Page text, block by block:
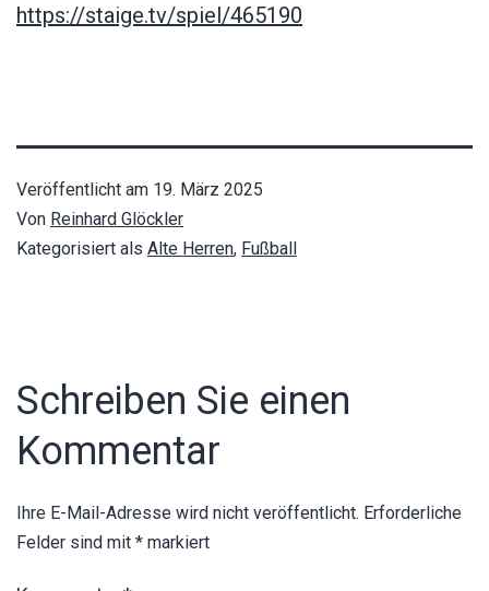
https://staige.tv/spiel/465190
Veröffentlicht am 19. März 2025
Von Reinhard Glöckler
Kategorisiert als Alte Herren, Fußball
Schreiben Sie einen
Kommentar
Ihre E-Mail-Adresse wird nicht veröffentlicht. Erforderliche
Felder sind mit * markiert